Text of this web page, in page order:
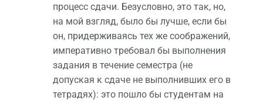
процесс сдачи. Безусловно, это так, но,
на мой взгляд, было бы лучше, если бы
он, придерживаясь тех же соображений,
императивно требовал бы выполнения
задания в течение семестра (не
допуская к сдаче не выполнивших его в
тетрадях): это пошло бы студентам на